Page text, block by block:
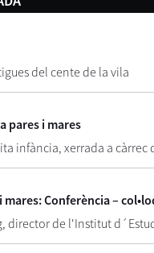
del cente de la vila
pares i mares
infància, xerrada a càrrec
mares: Conferència –
director de l'Institut